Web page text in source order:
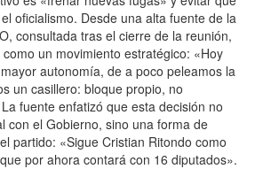
oficialismo. Desde una alta fuente de la
consultada tras el cierre de la reunión,
un movimiento estratégico: «Hoy
autonomía, de a poco peleamos la
un casillero: bloque propio, no
fuente enfatizó que esta decisión no
con el Gobierno, sino una forma de
partido: «Sigue Cristian Ritondo como
por ahora contará con 16 diputados».